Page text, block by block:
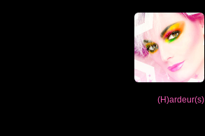
(H)ardeur(s)